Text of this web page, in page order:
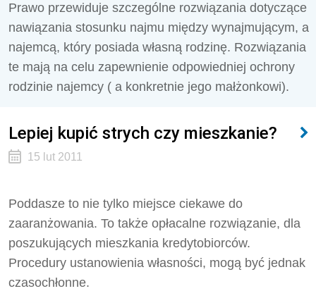
Prawo przewiduje szczególne rozwiązania dotyczące
nawiązania stosunku najmu między wynajmującym, a
najemcą, który posiada własną rodzinę. Rozwiązania
te mają na celu zapewnienie odpowiedniej ochrony
rodzinie najemcy ( a konkretnie jego małżonkowi).
Lepiej kupić strych czy mieszkanie?
15 lut 2011
Poddasze to nie tylko miejsce ciekawe do
zaaranżowania. To także opłacalne rozwiązanie, dla
poszukujących mieszkania kredytobiorców.
Procedury ustanowienia własności, mogą być jednak
czasochłonne.